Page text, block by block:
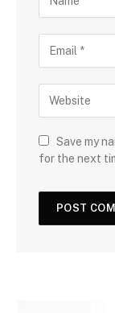
Save my
for the next